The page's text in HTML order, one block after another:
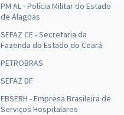
PM AL - Polícia Militar do Estado
de Alagoas
SEFAZ CE - Secretaria da
Fazenda do Estado do Ceará
PETROBRAS
SEFAZ DF
EBSERH - Empresa Brasileira de
Serviços Hospitalares